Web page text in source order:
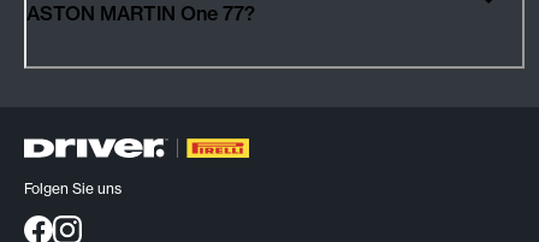
ASTON MARTIN One 77?
Folgen Sie uns